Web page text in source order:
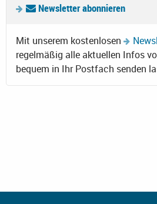
Newsletter abonnieren
Mit unserem kostenlosen
regelmäßig alle aktuellen Infos
bequem in Ihr Postfach senden